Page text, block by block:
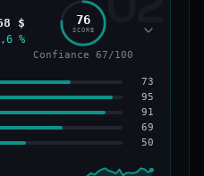
VAR. 30 J
+10,2 %
56/100
$
%
76
SCORE
Confiance 67/100
73
95
91
69
50